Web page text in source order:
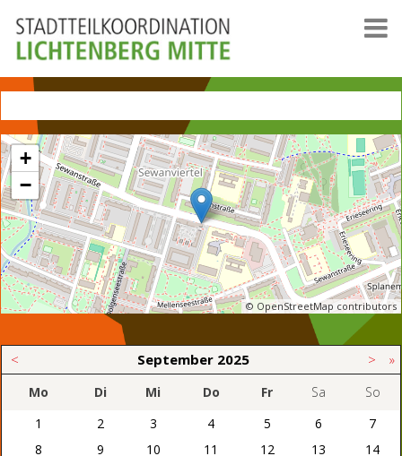
+
−
© OpenStreetMap contributors
< September 2025 > »
Mo Di Mi Do Fr Sa
So
1
2 3 4 5 6
7
8
9 10 11 12 13
14